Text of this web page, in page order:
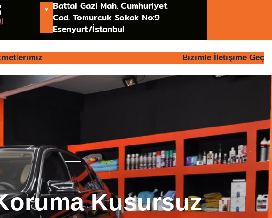
Battal Gazi Mah. Cumhuriyet
Cad. Tomurcuk Sokak No:9
Esenyurt/İstanbul
Bizimle İletişime Geç
Kusursuz